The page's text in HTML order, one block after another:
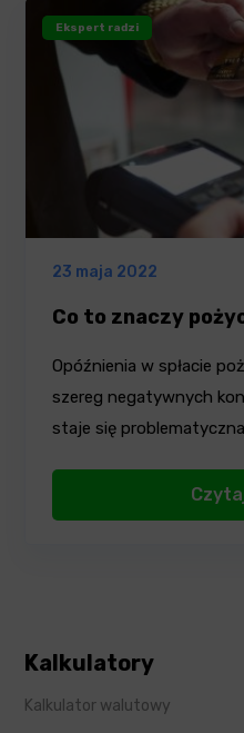
Ekspert radzi
23 maja 2022
Co to znaczy
Opóźnienia w spłacie
szereg negatywnych
staje się
Kalkulatory
Kalkulator walutowy